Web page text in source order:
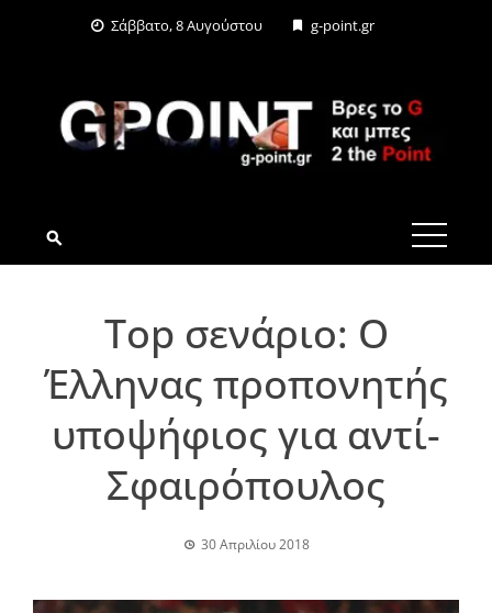
Σάββατο, 8 Αυγούστου g-point.gr
G-POINT.GR
Τοp σενάριο: Ο
Έλληνας προπονητής
υποψήφιος για αντί-
Σφαιρόπουλος
30 Απριλίου 2018